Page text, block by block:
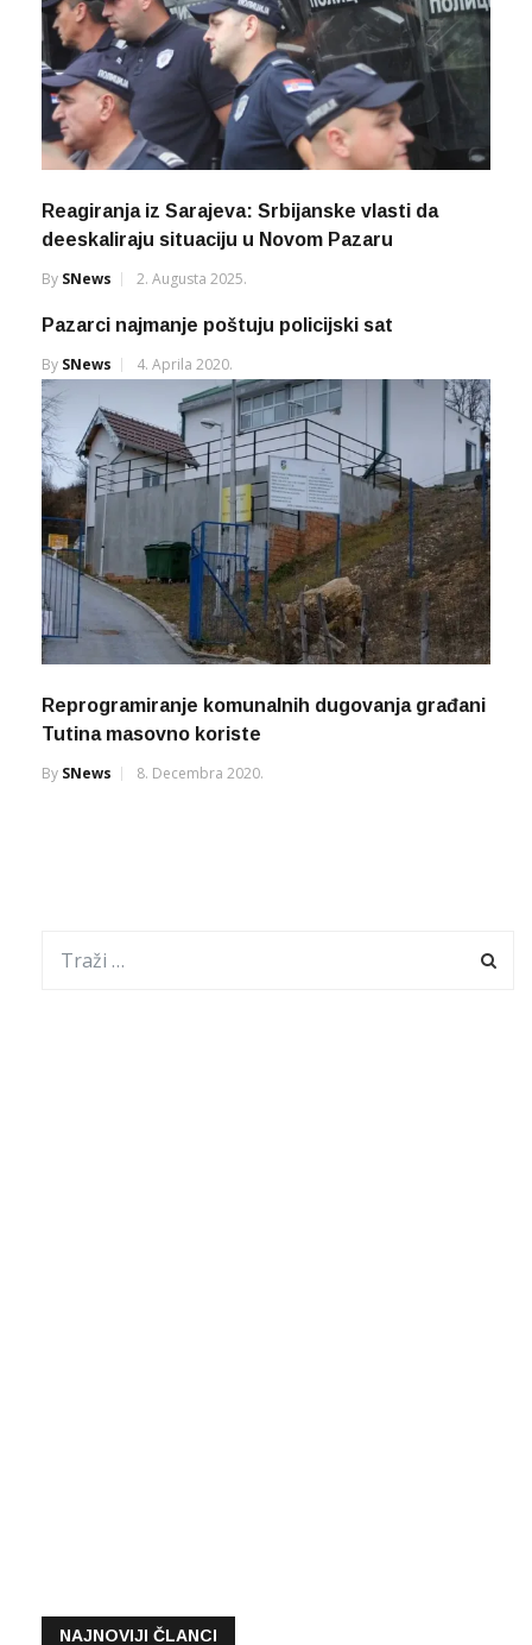
Reagiranja iz Sarajeva: Srbijanske vlasti da
deeskaliraju situaciju u Novom Pazaru
By SNews 2. Augusta 2025.
Pazarci najmanje poštuju policijski sat
By SNews 4. Aprila 2020.
Reprogramiranje komunalnih dugovanja građani
Tutina masovno koriste
By SNews 8. Decembra 2020.
NAJNOVIJI ČLANCI